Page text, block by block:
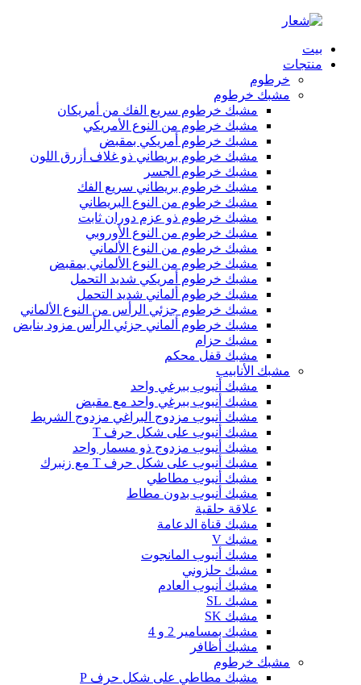
بيت
منتجات
خرطوم
مشبك خرطوم
مشبك خرطوم سريع الفك من أمريكان
مشبك خرطوم من النوع الأمريكي
مشبك خرطوم أمريكي بمقبض
مشبك خرطوم بريطاني ذو غلاف أزرق اللون
مشبك خرطوم الجسر
مشبك خرطوم بريطاني سريع الفك
مشبك خرطوم من النوع البريطاني
مشبك خرطوم ذو عزم دوران ثابت
مشبك خرطوم من النوع الأوروبي
مشبك خرطوم من النوع الألماني
مشبك خرطوم من النوع الألماني بمقبض
مشبك خرطوم أمريكي شديد التحمل
مشبك خرطوم ألماني شديد التحمل
مشبك خرطوم جزئي الرأس من النوع الألماني
مشبك خرطوم ألماني جزئي الرأس مزود بنابض
مشبك حزام
مشبك قفل محكم
مشبك الأنابيب
مشبك أنبوب ببرغي واحد
مشبك أنبوب ببرغي واحد مع مقبض
مشبك أنبوب مزدوج البراغي مزدوج الشريط
مشبك أنبوب على شكل حرف T
مشبك أنبوب مزدوج ذو مسمار واحد
مشبك أنبوب على شكل حرف T مع زنبرك
مشبك أنبوب مطاطي
مشبك أنبوب بدون مطاط
علاقة حلقية
مشبك قناة الدعامة
مشبك V
مشبك أنبوب المانجوت
مشبك حلزوني
مشبك أنبوب العادم
مشبك SL
مشبك SK
مشبك بمسامير 2 و 4
مشبك أظافر
مشبك خرطوم
مشبك مطاطي على شكل حرف P